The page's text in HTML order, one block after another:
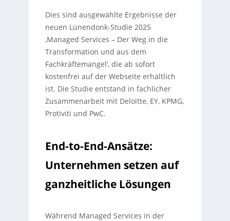
Dies sind ausgewählte Ergebnisse der
neuen Lünendonk-Studie 2025
‚Managed Services – Der Weg in die
Transformation und aus dem
Fachkräftemangel‘, die ab sofort
kostenfrei auf der Webseite erhältlich
ist. Die Studie entstand in fachlicher
Zusammenarbeit mit Deloitte, EY, KPMG,
Protiviti und PwC.
End-to-End-Ansätze:
Unternehmen setzen auf
ganzheitliche Lösungen
Während Managed Services in der